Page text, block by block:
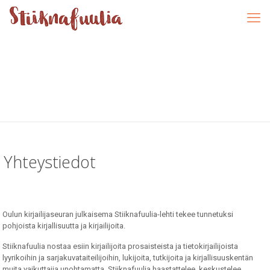
Yhteystiedot
Oulun kirjailijaseuran julkaisema Stiiknafuulia-lehti tekee tunnetuksi
pohjoista kirjallisuutta ja kirjailijoita.
Stiiknafuulia nostaa esiin kirjailijoita prosaisteista ja tietokirjailijoista
lyyrikoihin ja sarjakuvataiteilijoihin, lukijoita, tutkijoita ja kirjallisuuskentän